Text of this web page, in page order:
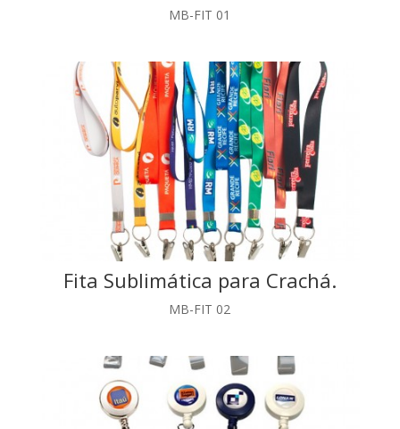
MB-FIT 01
Fita Sublimática para Crachá.
MB-FIT 02